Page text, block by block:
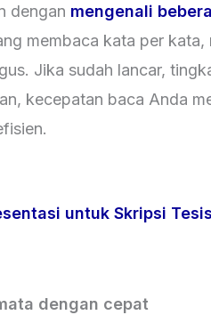
dengan mengenali
membaca kata per kata,
Jika sudah lancar,
kecepatan baca Anda
untuk Skripsi
dengan cepat